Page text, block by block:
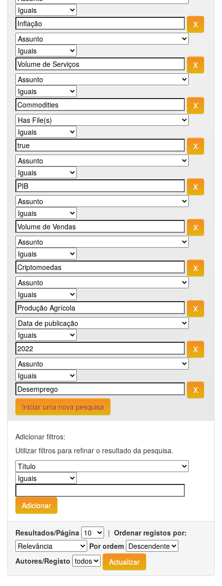
Iniciar uma nova pesquisa
Adicionar filtros:
Utilizar filtros para refinar o resultado da pesquisa.
Resultados/Página | Ordenar registos por:
Por ordem
Autores/Registo